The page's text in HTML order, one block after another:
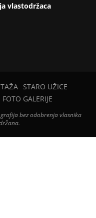
vlastodržaca
STARO UŽICE
FOTO GALERIJE
bez odobrenja vlasnika